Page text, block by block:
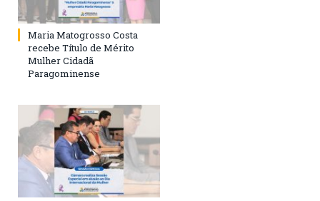
Maria Matogrosso Costa
recebe Título de Mérito
Mulher Cidadã
Paragominense